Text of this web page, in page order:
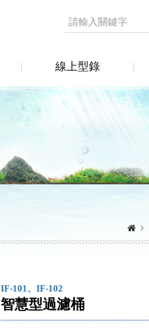
線上型錄
IF-101、IF-102
智慧型過濾桶